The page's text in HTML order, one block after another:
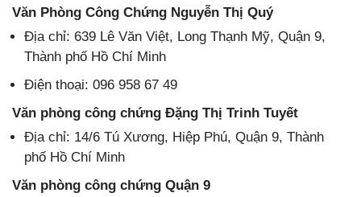
Văn Phòng Công Chứng Nguyễn Thị Quý
Địa chỉ: 639 Lê Văn Việt, Long Thạnh Mỹ, Quận 9,
Thành phố Hồ Chí Minh
Điện thoại: 096 958 67 49
Văn phòng công chứng Đặng Thị Trinh Tuyết
Địa chỉ: 14/6 Tú Xương, Hiệp Phú, Quận 9, Thành
phố Hồ Chí Minh
Văn phòng công chứng Quận 9